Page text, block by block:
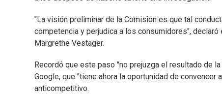
"La visión preliminar de la Comisión es que tal
competencia y perjudica a los consumidores",
Margrethe Vestager.
Recordó que este paso "no prejuzga el resultado de
Google, que "tiene ahora la oportunidad de convencer
anticompetitivo.